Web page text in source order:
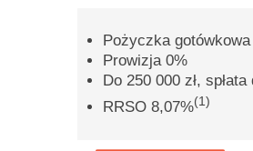
Pożyczka
Prowizja 0%
Do 250 000 zł,
RRSO 8,07%(1)